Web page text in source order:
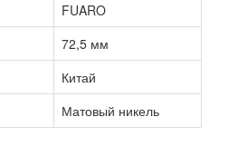
FUARO
72,5 мм
Китай
Матовый никель